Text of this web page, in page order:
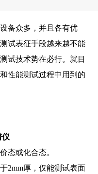
备众多，并且各有优
试表征手段越来越不能
试技术势在必行。就目
性能测试过程中用到的
仪
态或化合态。
2mm厚，仅能测试表面